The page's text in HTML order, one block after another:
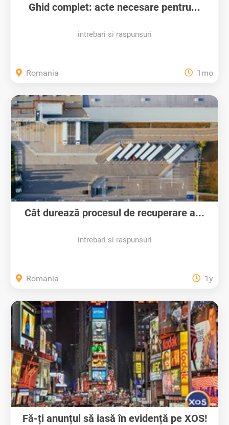
Ghid complet: acte necesare pentru...
intrebari si raspunsuri
Romania 1mo
Cât durează procesul de recuperare a...
intrebari si raspunsuri
Romania 1y
Fă-ți anunțul să iasă în evidență pe XOS!